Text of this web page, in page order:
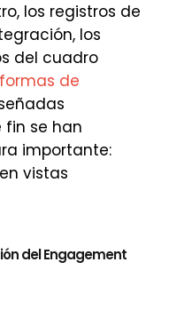
los registros de
los
del cuadro
de
se han
importante:
vistas
del Engagement